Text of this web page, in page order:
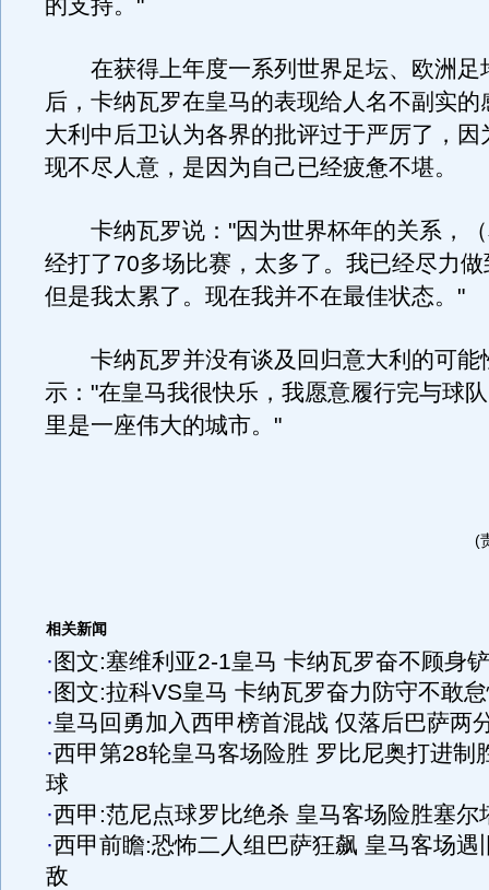
的支持。"
在获得上年度一系列世界足坛、欧洲足
后，卡纳瓦罗在皇马的表现给人名不副实的
大利中后卫认为各界的批评过于严厉了，因
现不尽人意，是因为自己已经疲惫不堪。
卡纳瓦罗说："因为世界杯年的关系，（
经打了70多场比赛，太多了。我已经尽力
但是我太累了。现在我并不在最佳状态。"
卡纳瓦罗并没有谈及回归意大利的可能
示："在皇马我很快乐，我愿意履行完与球
里是一座伟大的城市。"
(
相关新闻
· 图文:塞维利亚2-1皇马 卡纳瓦罗奋不顾身
· 图文:拉科VS皇马 卡纳瓦罗奋力防守不敢
·皇马回勇加入西甲榜首混战 仅落后巴萨两
·西甲第28轮皇马客场险胜 罗比尼奥打进制
球
·西甲:范尼点球罗比绝杀 皇马客场险胜塞尔
·西甲前瞻:恐怖二人组巴萨狂飙 皇马客场遇
敌